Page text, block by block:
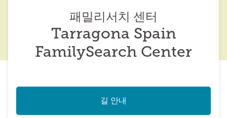
패밀리서치 센터
Tarragona Spain
FamilySearch Center
길 안내